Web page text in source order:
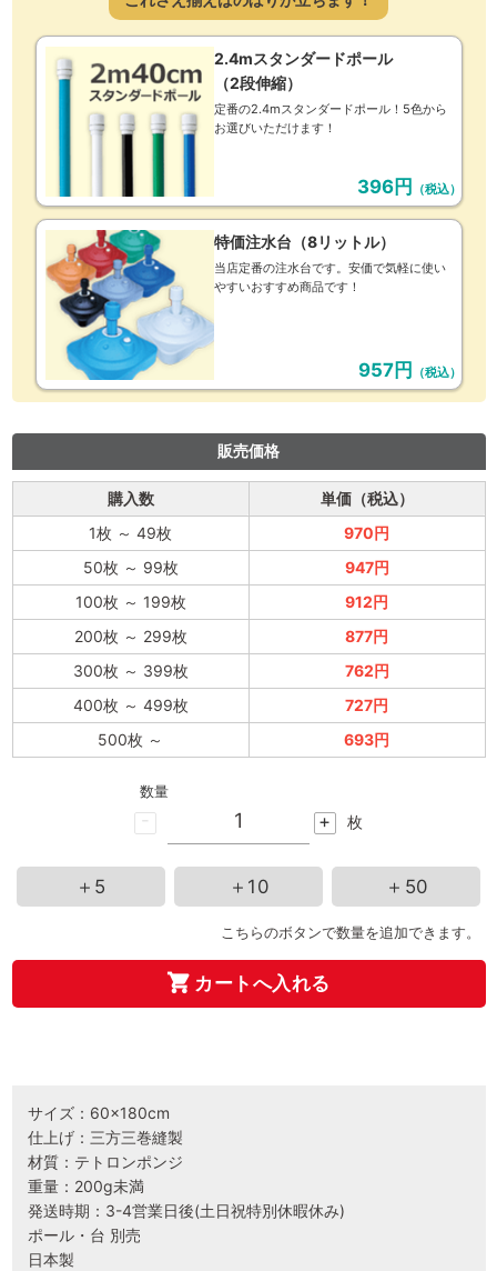
2.4mスタンダードポール
（2段伸縮）
定番の2.4mスタンダードポール！5色から
お選びいただけます！
396円 （税込）
特価注水台（8リットル）
当店定番の注水台です。安価で気軽に使い
やすいおすすめ商品です！
957円 （税込）
販売価格
購入数
単価（税込）
1枚 ～ 49枚
970円
50枚 ～ 99枚
947円
100枚 ～ 199枚
912円
200枚 ～ 299枚
877円
300枚 ～ 399枚
762円
400枚 ～ 499枚
727円
500枚 ～ 693円
-
数量
+ 枚
＋5 ＋10 ＋50
こちらのボタンで数量を追加できます。
カートへ入れる
サイズ：60×180cm
仕上げ：三方三巻縫製
材質：テトロンポンジ
重量：200g未満
発送時期：3-4営業日後(土日祝特別休暇休み)
ポール・台 別売
日本製